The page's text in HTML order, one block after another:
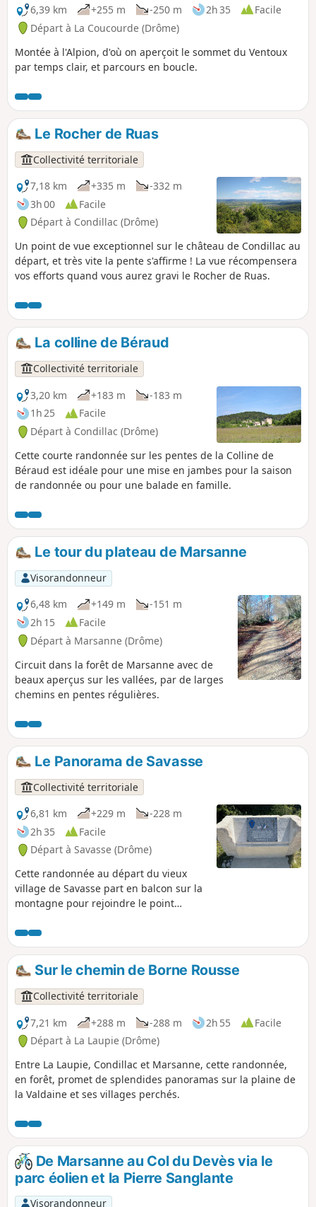
6,39 km
+255 m -250 m 2h 35
Facile
Départ à La Coucourde (Drôme)
Montée à l'Alpion, d'où on aperçoit le sommet du Ventoux
par temps clair, et parcours en boucle.
Le Rocher de Ruas
Collectivité territoriale
7,18 km
+335 m
-332 m
3h 00
Facile
Départ à Condillac (Drôme)
Un point de vue exceptionnel sur le château de Condillac au
départ, et très vite la pente s'affirme ! La vue récompensera
vos efforts quand vous aurez gravi le Rocher de Ruas.
La colline de Béraud
Collectivité territoriale
3,20 km
+183 m
-183 m
1h 25
Facile
Départ à Condillac (Drôme)
Cette courte randonnée sur les pentes de la Colline de
Béraud est idéale pour une mise en jambes pour la saison
de randonnée ou pour une balade en famille.
Le tour du plateau de Marsanne
Visorandonneur
6,48 km
+149 m
-151 m
2h 15
Facile
Départ à Marsanne (Drôme)
Circuit dans la forêt de Marsanne avec de
beaux aperçus sur les vallées, par de larges
chemins en pentes régulières.
Le Panorama de Savasse
Collectivité territoriale
6,81 km
+229 m
-228 m
2h 35
Facile
Départ à Savasse (Drôme)
Cette randonnée au départ du vieux
village de Savasse part en balcon sur la
montagne pour rejoindre le point
relais qui offre une vue à 360° sur les
environs.
Sur le chemin de Borne Rousse
Collectivité territoriale
7,21 km
+288 m -288 m 2h 55
Facile
Départ à La Laupie (Drôme)
Entre La Laupie, Condillac et Marsanne, cette randonnée,
en forêt, promet de splendides panoramas sur la plaine de
la Valdaine et ses villages perchés.
De Marsanne au Col du Devès via le
parc éolien et la Pierre Sanglante
Visorandonneur